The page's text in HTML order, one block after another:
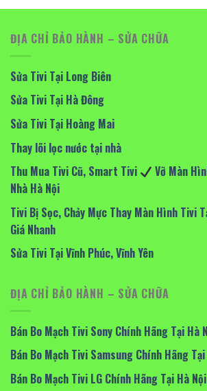
ĐỊA CHỈ BẢO HÀNH – SỬA CHỮA
Sửa Tivi Tại Long Biên
Sửa Tivi Tại Hà Đông
Sửa Tivi Tại Hoàng Mai
Thay lõi lọc nước tại nhà
Thu Mua Tivi Cũ, Smart Tivi
Vỡ Màn
Nhà Hà Nội
Tivi Bị Sọc, Chảy Mực Thay Màn Hình Tivi
Giá Nhanh
Sửa Tivi Tại Vĩnh Phúc, Vĩnh Yên
ĐỊA CHỈ BẢO HÀNH – SỬA CHỮA
Bán Bo Mạch Tivi Sony Chính Hãng Tại Hà
Bán Bo Mạch Tivi Samsung Chính Hãng
Bán Bo Mạch Tivi LG Chính Hãng Tại Hà Nội